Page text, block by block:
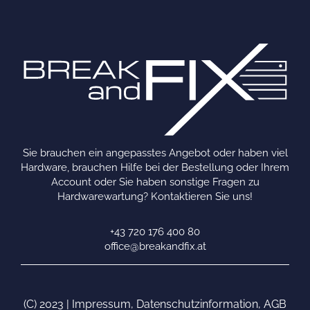
Sie brauchen ein angepasstes Angebot oder haben viel
Hardware, brauchen Hilfe bei der Bestellung oder Ihrem
Account oder Sie haben sonstige Fragen zu
Hardwarewartung? Kontaktieren Sie uns!
+43 720 176 400 80
office@breakandfix.at
(C) 2023 | Impressum, Datenschutzinformation, AGB